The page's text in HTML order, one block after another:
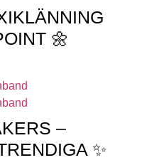
🌼
–
✨